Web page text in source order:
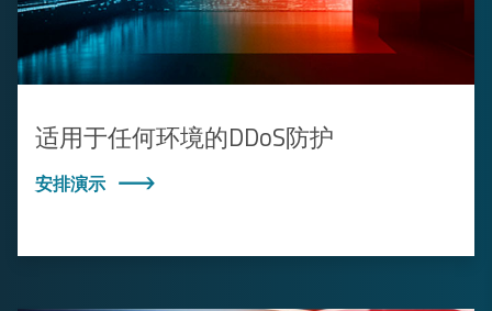
适用于任何环境的DDoS防护
安排演示